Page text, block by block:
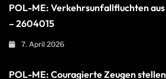
POL-ME: Verkehrsunfallfluchten
– 2604015
7. April 2026
POL-ME: Couragierte Zeugen